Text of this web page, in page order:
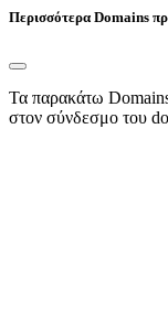
Περισσότερα Domains
Τα παρακάτω
στον σύνδεσμο του